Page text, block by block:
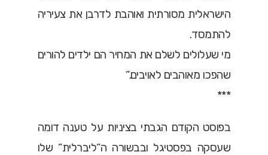
הישראלית מסורתית ואוהבת לדרבן את צעיריה
להתמסד.
מי שעלולים לשלם את המחיר הם ילדים להורים
שהפכו מאוהבים לאויבים.”
***
בפוסט הקודם הגבתי בציניות על טענה דומה
שעסקה בפסטיגל ובבשורה ה”ליברלית” שלו